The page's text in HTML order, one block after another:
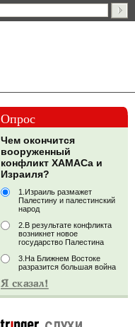
Опрос
Чем окончится
вооруженный
конфликт ХАМАСа и
Израиля?
1.Израиль размажет
Палестину и палестинский
народ
2.В результате конфликта
возникнет новое
государство Палестина
3.На Ближнем Востоке
разразится большая война